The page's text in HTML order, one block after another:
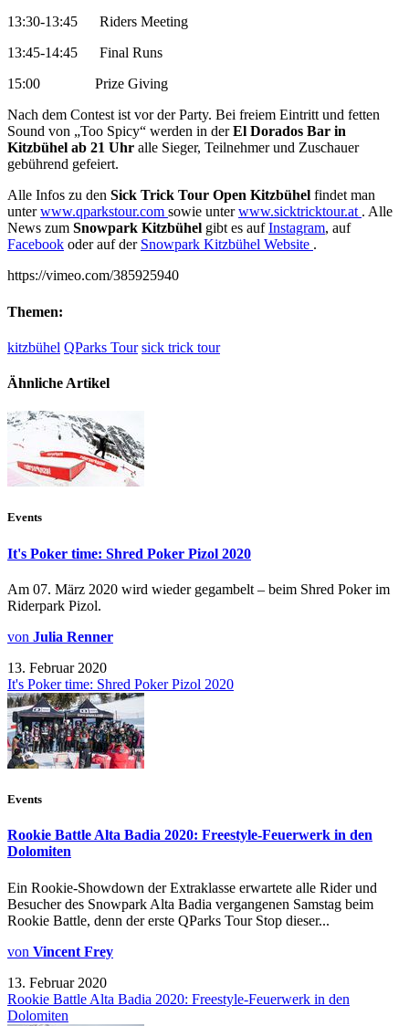
13:30-13:45 Riders Meeting
13:45-14:45 Final Runs
15:00 Prize Giving
Nach dem Contest ist vor der Party. Bei freiem Eintritt und fetten
Sound von „Too Spicy“ werden in derEl Dorados Bar in
Kitzbühel ab 21 Uhr alle Sieger, Teilnehmer und Zuschauer
gebührend gefeiert.
Alle Infos zu den Sick Trick Tour Open Kitzbühel findet man
unterwww.qparkstour.com sowie unterwww.sicktricktour.at . Alle
News zum Snowpark Kitzbühel gibt es aufInstagram, auf
Facebook oder auf der Snowpark Kitzbühel Website .
https://vimeo.com/385925940
Themen:
kitzbühel QParks Tour sick trick tour
Ähnliche Artikel
Events
It's Poker time: Shred Poker Pizol 2020
Am 07. März 2020 wird wieder gegambelt – beim Shred Poker im
Riderpark Pizol.
von Julia Renner
13. Februar 2020
It's Poker time: Shred Poker Pizol 2020
Events
Rookie Battle Alta Badia 2020: Freestyle-Feuerwerk in den
Dolomiten
Ein Rookie-Showdown der Extraklasse erwartete alle Rider und
Besucher des Snowpark Alta Badia vergangenen Samstag beim
Rookie Battle, denn der erste QParks Tour Stop dieser...
von Vincent Frey
13. Februar 2020
Rookie Battle Alta Badia 2020: Freestyle-Feuerwerk in den
Dolomiten